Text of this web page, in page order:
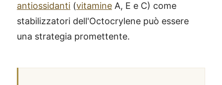
antiossidanti (vitamine A, E e C) come
stabilizzatori dell'Octocrylene può essere
una strategia promettente.